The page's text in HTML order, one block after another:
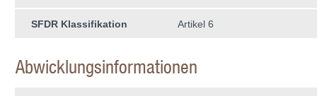
SFDR Klassifikation Artikel 6
Abwicklungsinformationen